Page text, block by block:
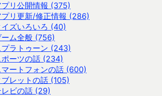
プリ公開情報 (375)
プリ更新/修正情報 (286)
イズいろいろ (40)
ム全般 (756)
プラトゥーン (243)
ポーツの話 (234)
マートフォンの話 (600)
ブレットの話 (105)
レビの話 (29)